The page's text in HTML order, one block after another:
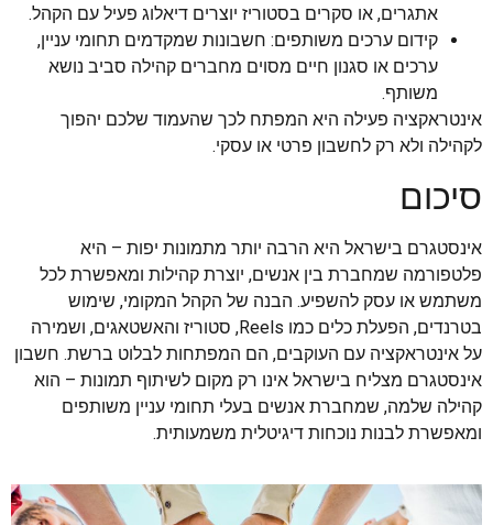
אתגרים, או סקרים בסטוריז יוצרים דיאלוג פעיל עם הקהל.
קידום ערכים משותפים: חשבונות שמקדמים תחומי עניין,
ערכים או סגנון חיים מסוים מחברים קהילה סביב נושא
משותף.
אינטראקציה פעילה היא המפתח לכך שהעמוד שלכם יהפוך
לקהילה ולא רק לחשבון פרטי או עסקי.
סיכום
אינסטגרם בישראל היא הרבה יותר מתמונות יפות – היא
פלטפורמה שמחברת בין אנשים, יוצרת קהילות ומאפשרת לכל
משתמש או עסק להשפיע. הבנה של הקהל המקומי, שימוש
בטרנדים, הפעלת כלים כמו Reels, סטוריז והאשטאגים, ושמירה
על אינטראקציה עם העוקבים, הם המפתחות לבלוט ברשת. חשבון
אינסטגרם מצליח בישראל אינו רק מקום לשיתוף תמונות – הוא
קהילה שלמה, שמחברת אנשים בעלי תחומי עניין משותפים
ומאפשרת לבנות נוכחות דיגיטלית משמעותית.